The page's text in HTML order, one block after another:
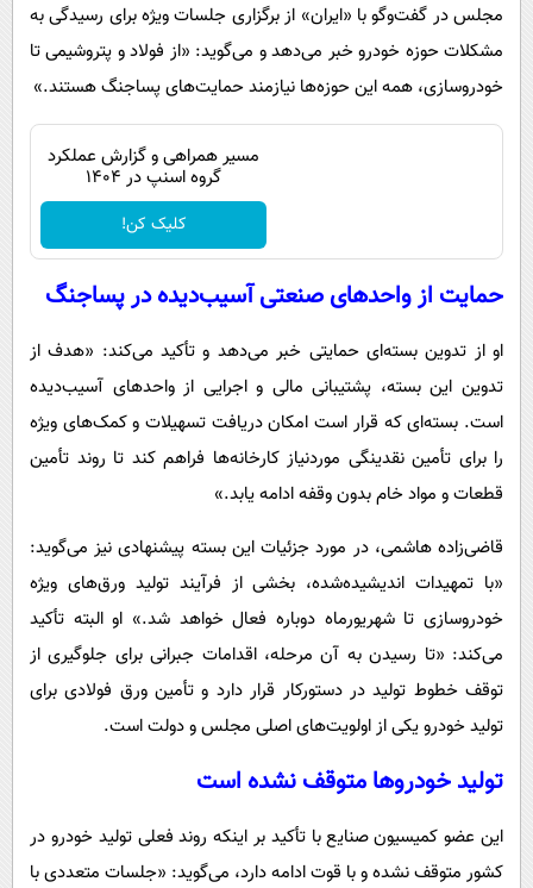
مجلس در گفت‌وگو با «ایران» از برگزاری جلسات ویژه برای رسیدگی به
مشکلات حوزه خودرو خبر می‌دهد و می‌گوید: «از فولاد و پتروشیمی تا
خودروسازی، همه این حوزه‌ها نیازمند حمایت‌های پساجنگ هستند.»
مسیر همراهی و گزارش عملکرد
گروه اسنپ در ۱۴۰۴
کلیک کن!
حمایت از واحدهای صنعتی آسیب‌دیده در پساجنگ
او از تدوین بسته‌ای حمایتی خبر می‌دهد و تأکید می‌کند: «هدف از
تدوین این بسته، پشتیبانی مالی و اجرایی از واحدهای آسیب‌دیده
است. بسته‌ای که قرار است امکان دریافت تسهیلات و کمک‌های ویژه
را برای تأمین نقدینگی مورد‌نیاز کارخانه‌ها فراهم کند تا روند تأمین
قطعات و مواد خام بدون وقفه ادامه یابد.»
قاضی‌زاده هاشمی، در مورد جزئیات این بسته پیشنهادی نیز می‌گوید:
«با تمهیدات اندیشیده‌شده، بخشی از فرآیند تولید ورق‌های ویژه
خودروسازی تا شهریورماه دوباره فعال خواهد شد.» او البته تأکید
می‌کند: «تا رسیدن به آن مرحله، اقدامات جبرانی برای جلوگیری از
توقف خطوط تولید در دستورکار قرار دارد و تأمین ورق فولادی برای
تولید خودرو یکی از اولویت‌های اصلی مجلس و دولت است.
تولید خودروها متوقف نشده است
این عضو کمیسیون صنایع با تأکید بر اینکه روند فعلی تولید خودرو در
کشور متوقف نشده و با قوت ادامه دارد، می‌گوید: «جلسات متعددی با